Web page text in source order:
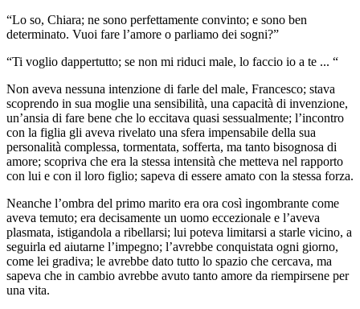
“Lo so, Chiara; ne sono perfettamente convinto; e sono ben
determinato. Vuoi fare l’amore o parliamo dei sogni?”
“Ti voglio dappertutto; se non mi riduci male, lo faccio io a te ... “
Non aveva nessuna intenzione di farle del male, Francesco; stava
scoprendo in sua moglie una sensibilità, una capacità di invenzione,
un’ansia di fare bene che lo eccitava quasi sessualmente; l’incontro
con la figlia gli aveva rivelato una sfera impensabile della sua
personalità complessa, tormentata, sofferta, ma tanto bisognosa di
amore; scopriva che era la stessa intensità che metteva nel rapporto
con lui e con il loro figlio; sapeva di essere amato con la stessa forza.
Neanche l’ombra del primo marito era ora così ingombrante come
aveva temuto; era decisamente un uomo eccezionale e l’aveva
plasmata, istigandola a ribellarsi; lui poteva limitarsi a starle vicino, a
seguirla ed aiutarne l’impegno; l’avrebbe conquistata ogni giorno,
come lei gradiva; le avrebbe dato tutto lo spazio che cercava, ma
sapeva che in cambio avrebbe avuto tanto amore da riempirsene per
una vita.